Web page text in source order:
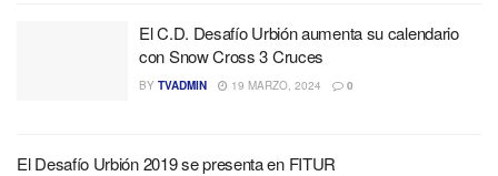
El C.D. Desafío Urbión aumenta su calendario
con Snow Cross 3 Cruces
BY TVADMIN 19 MARZO, 2024 0
El Desafío Urbión 2019 se presenta en FITUR